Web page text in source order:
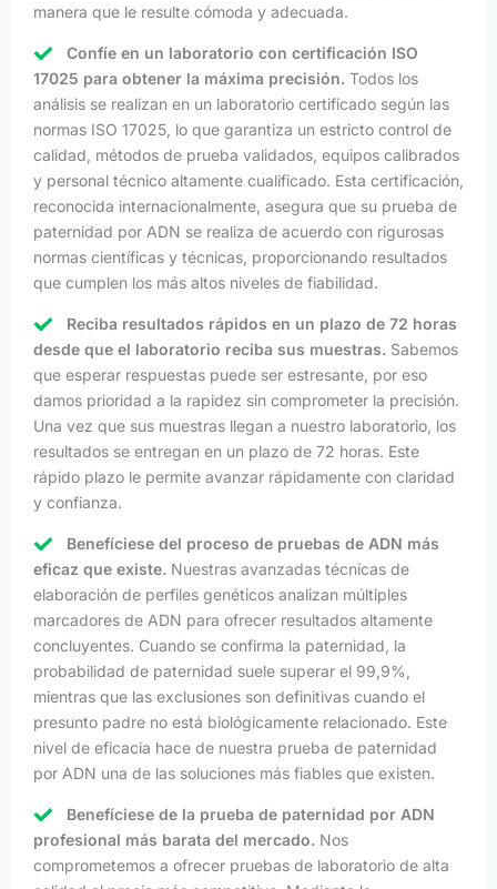
manera que le resulte cómoda y adecuada.
Confíe en un laboratorio con certificación ISO
17025 para obtener la máxima precisión. Todos los
análisis se realizan en un laboratorio certificado según las
normas ISO 17025, lo que garantiza un estricto control de
calidad, métodos de prueba validados, equipos calibrados
y personal técnico altamente cualificado. Esta certificación,
reconocida internacionalmente, asegura que su prueba de
paternidad por ADN se realiza de acuerdo con rigurosas
normas científicas y técnicas, proporcionando resultados
que cumplen los más altos niveles de fiabilidad.
Reciba resultados rápidos en un plazo de 72 horas
desde que el laboratorio reciba sus muestras. Sabemos
que esperar respuestas puede ser estresante, por eso
damos prioridad a la rapidez sin comprometer la precisión.
Una vez que sus muestras llegan a nuestro laboratorio, los
resultados se entregan en un plazo de 72 horas. Este
rápido plazo le permite avanzar rápidamente con claridad
y confianza.
Benefíciese del proceso de pruebas de ADN más
eficaz que existe. Nuestras avanzadas técnicas de
elaboración de perfiles genéticos analizan múltiples
marcadores de ADN para ofrecer resultados altamente
concluyentes. Cuando se confirma la paternidad, la
probabilidad de paternidad suele superar el 99,9%,
mientras que las exclusiones son definitivas cuando el
presunto padre no está biológicamente relacionado. Este
nivel de eficacia hace de nuestra prueba de paternidad
por ADN una de las soluciones más fiables que existen.
Benefíciese de la prueba de paternidad por ADN
profesional más barata del mercado. Nos
comprometemos a ofrecer pruebas de laboratorio de alta